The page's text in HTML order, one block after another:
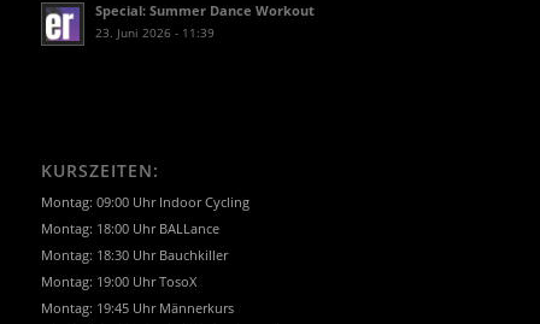
Special: Summer Dance Workout
23. Juni 2026 - 11:39
KURSZEITEN:
Montag: 09:00 Uhr Indoor Cycling
Montag: 18:00 Uhr BALLance
Montag: 18:30 Uhr Bauchkiller
Montag: 19:00 Uhr TosoX
Montag: 19:45 Uhr Männerkurs